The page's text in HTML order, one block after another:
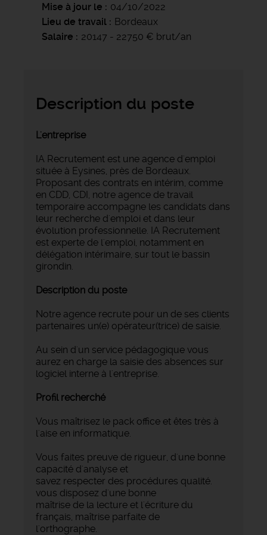
Mise à jour le
04/10/2022
Lieu de travail
Bordeaux
Salaire
20147 - 22750 € brut/an
Description du poste
L'entreprise
IA Recrutement est une agence d'emploi
située à Eysines, près de Bordeaux.
Proposant des contrats en intérim, comme
en CDD, CDI, notre agence de travail
temporaire accompagne les candidats dans
leur recherche d'emploi et dans leur
évolution professionnelle. IA Recrutement
est experte de l'emploi, notamment en
délégation intérimaire, sur tout le bassin
girondin.
Description du poste
Notre agence recrute pour un de ses clients
partenaires un(e) opérateur(trice) de saisie.
Au sein d'un service pédagogique vous
aurez en charge la saisie des absences sur
logiciel interne à l'entreprise.
Profil recherché
Vous maîtrisez le pack office et êtes très à
l'aise en informatique.
Vous faites preuve de rigueur, d'une bonne
capacité d'analyse et
savez respecter des procédures qualité.
vous disposez d'une bonne
maîtrise de la lecture et l'écriture du
français, maîtrise parfaite de
l'orthographe.